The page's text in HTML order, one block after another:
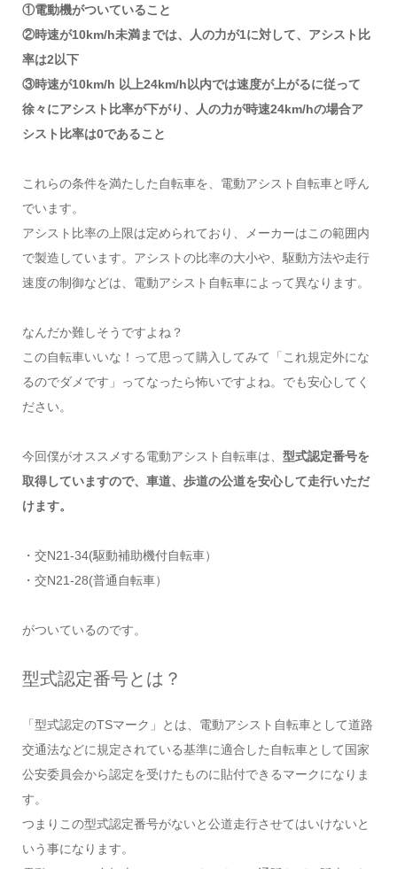
①電動機がついていること
②時速が10km/h未満までは、人の力が1に対して、アシスト比
率は2以下
③時速が10km/h 以上24km/h以内では速度が上がるに従って
徐々にアシスト比率が下がり、人の力が時速24km/hの場合ア
シスト比率は0であること
これらの条件を満たした自転車を、電動アシスト自転車と呼ん
でいます。
アシスト比率の上限は定められており、メーカーはこの範囲内
で製造しています。アシストの比率の大小や、駆動方法や走行
速度の制御などは、電動アシスト自転車によって異なります。
なんだか難しそうですよね？
この自転車いいな！って思って購入してみて「これ規定外にな
るのでダメです」ってなったら怖いですよね。でも安心してく
ださい。
今回僕がオススメする電動アシスト自転車は、 型式認定番号を
取得していますので、車道、歩道の公道を安心して走行いただ
けます。
・交N21-34(駆動補助機付自転車）
・交N21-28(普通自転車）
がついているのです。
型式認定番号とは？
「型式認定のTSマーク」とは、電動アシスト自転車として道路
交通法などに規定されている基準に適合した自転車として国家
公安委員会から認定を受けたものに貼付できるマークになりま
す。
つまりこの型式認定番号がないと公道走行させてはいけないと
いう事になります。